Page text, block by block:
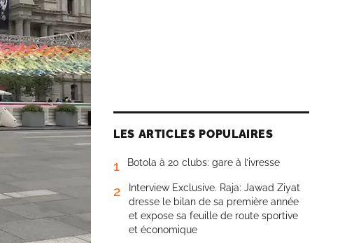
LES ARTICLES POPULAIRES
1 Botola à 20 clubs: gare à l’ivresse
2
Interview Exclusive. Raja: Jawad Ziyat
dresse le bilan de sa première année
et expose sa feuille de route sportive
et économique